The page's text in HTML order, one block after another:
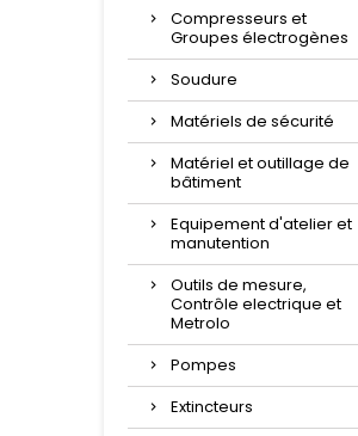
Compresseurs et
Groupes électrogènes
Soudure
Matériels de sécurité
Matériel et outillage de
bâtiment
Equipement d'atelier et
manutention
Outils de mesure,
Contrôle electrique et
Metrolo
Pompes
Extincteurs